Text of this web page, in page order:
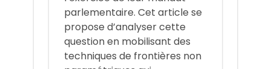
parlementaire. Cet article se
propose d’analyser cette
question en mobilisant des
techniques de frontières non